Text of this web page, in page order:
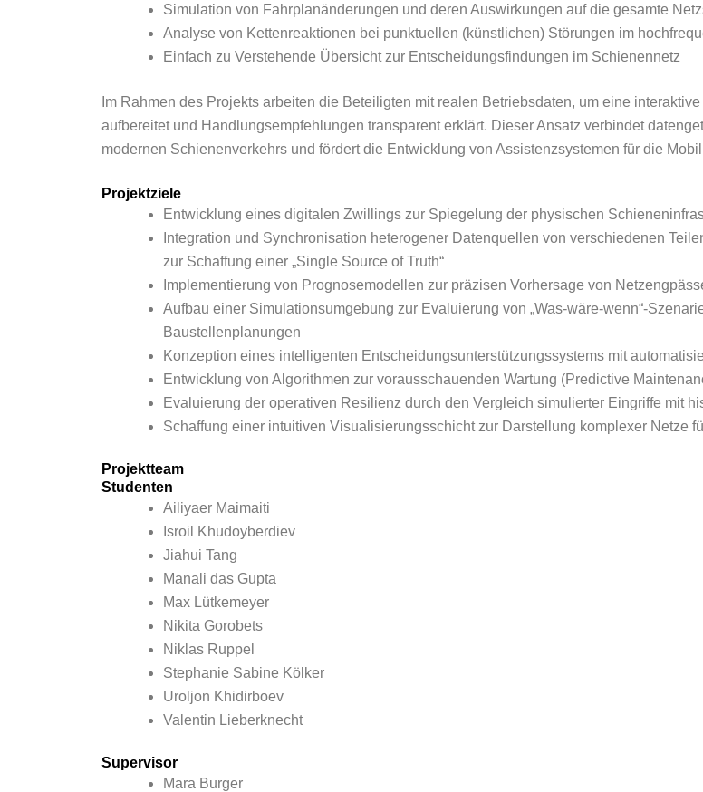
Simulation von Fahrplanänderungen und deren Auswirkungen auf die gesamte
Analyse von Kettenreaktionen bei punktuellen (künstlichen) Störungen im
Einfach zu Verstehende Übersicht zur Entscheidungsfindungen im Schienennetz
Im Rahmen des Projekts arbeiten die Beteiligten mit realen Betriebsdaten, um eine
aufbereitet und Handlungsempfehlungen transparent erklärt. Dieser Ansatz verbindet
modernen Schienenverkehrs und fördert die Entwicklung von Assistenzsystemen für die
Projektziele
Entwicklung eines digitalen Zwillings zur Spiegelung der physischen
Integration und Synchronisation heterogener Datenquellen von verschiedenen
zur Schaffung einer „Single Source of Truth“
Implementierung von Prognosemodellen zur präzisen Vorhersage von
Aufbau einer Simulationsumgebung zur Evaluierung von „Was-wäre-wenn“-
Baustellenplanungen
Konzeption eines intelligenten Entscheidungsunterstützungssystems mit
Entwicklung von Algorithmen zur vorausschauenden Wartung (Predictive
Evaluierung der operativen Resilienz durch den Vergleich simulierter Eingriffe mit
Schaffung einer intuitiven Visualisierungsschicht zur Darstellung komplexer Netze
Projektteam
Studenten
Ailiyaer Maimaiti
Isroil Khudoyberdiev
Jiahui Tang
Manali das Gupta
Max Lütkemeyer
Nikita Gorobets
Niklas Ruppel
Stephanie Sabine Kölker
Uroljon Khidirboev
Valentin Lieberknecht
Supervisor
Mara Burger